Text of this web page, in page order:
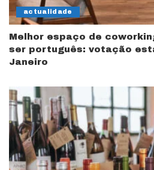
actualidade
Melhor espaço de
ser português: votação
Janeiro